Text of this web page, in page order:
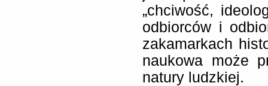
„chciwość,
odbiorców i
zakamarkach
naukowa może
natury ludzkiej.